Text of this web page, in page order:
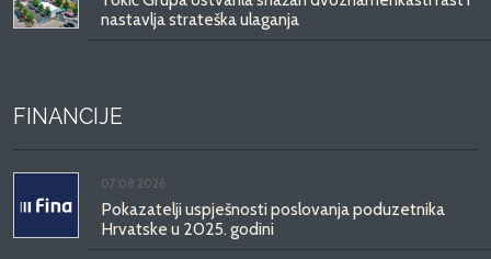
nastavlja strateška ulaganja
FINANCIJE
07.08.2026.
Pokazatelji uspješnosti poslovanja poduzetnika
Hrvatske u 2025. godini